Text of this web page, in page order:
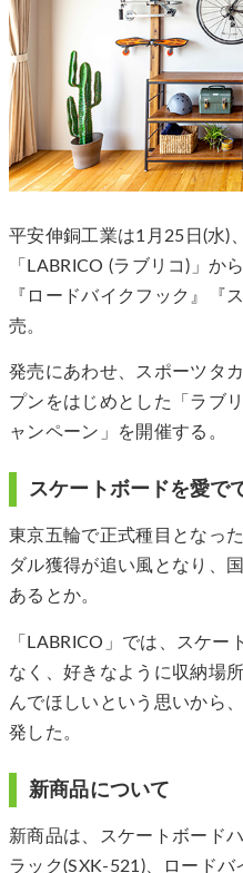
平安伸銅工業は1月25日(水)
「LABRICO (ラブリコ)」か
『ロードバイクフック』『
売。
発売にあわせ、スポーツタ
プンをはじめとした「ラブ
ャンペーン」を開催する。
スケートボードを愛で
東京五輪で正式種目となっ
ダル獲得が追い風となり、
あるとか。
「LABRICO」では、スケ
なく、好きなように収納場
んでほしいという思いから
発した。
新商品について
新商品は、スケートボード
ラック(SXK-521)、ロード